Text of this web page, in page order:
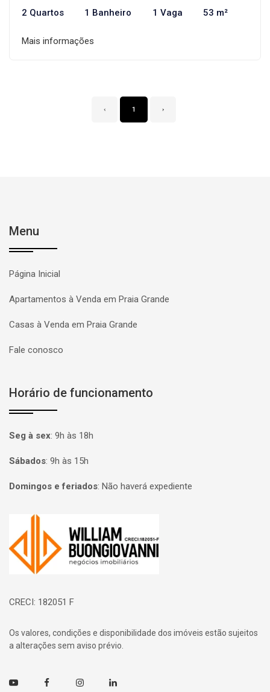
2 Quartos 1 Banheiro 1 Vaga 53 m²
Mais informações
‹ 1 ›
Menu
Página Inicial
Apartamentos à Venda em Praia Grande
Casas à Venda em Praia Grande
Fale conosco
Horário de funcionamento
Seg à sex: 9h às 18h
Sábados: 9h às 15h
Domingos e feriados: Não haverá expediente
Página inicial
CRECI: 182051 F
Os valores, condições e disponibilidade dos imóveis estão sujeitos
a alterações sem aviso prévio.
Youtube FacebookInstagramLinkedin